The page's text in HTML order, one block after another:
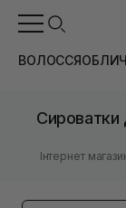
ВОЛОССЯ
Сироватки
Інтернет